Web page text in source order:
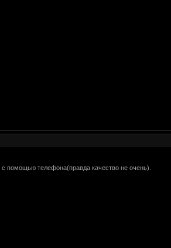
помощью телефона(правда качество не очень).